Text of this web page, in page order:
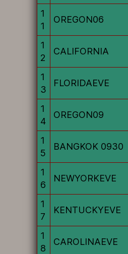
1
1
OREGON06
1
2
CALIFORNIA
1
3
FLORIDAEVE
1
4
OREGON09
1
5
BANGKOK 0930
1
6
NEWYORKEVE
1
7
KENTUCKYEVE
1
8
CAROLINAEVE